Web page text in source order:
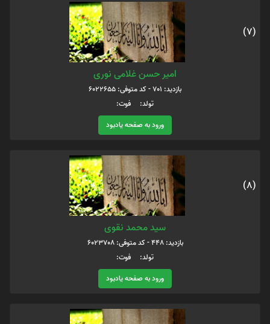
(7)
امیر حسن غلامی نوری
بازدید: 701 - کد متوفی: 6022655
تولد: فوت:
ورود به صفحه یادبود
(8)
سید محمد نقوی
بازدید: 448 - کد متوفی: 6023708
تولد: فوت:
ورود به صفحه یادبود